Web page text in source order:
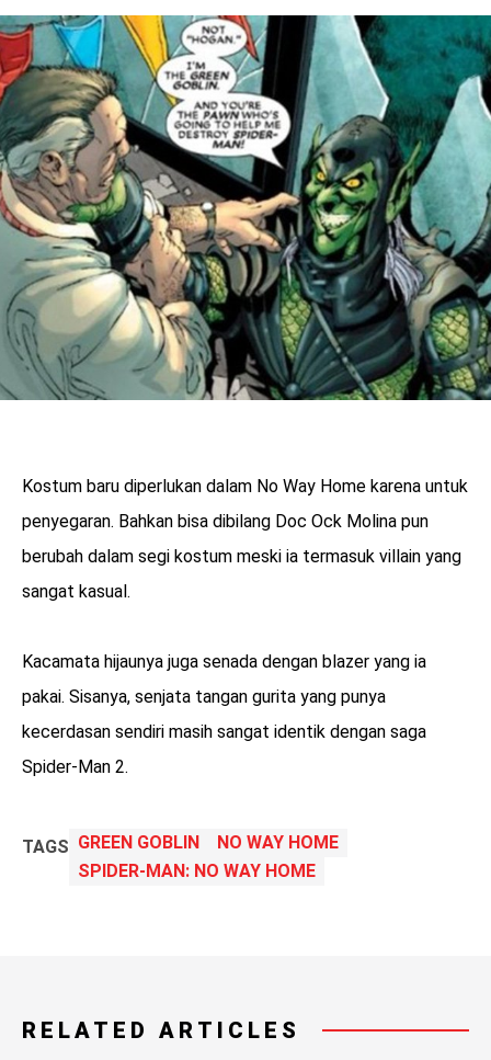
Kostum baru diperlukan dalam No Way Home karena untuk
penyegaran. Bahkan bisa dibilang Doc Ock Molina pun
berubah dalam segi kostum meski ia termasuk villain yang
sangat kasual.
Kacamata hijaunya juga senada dengan blazer yang ia
pakai. Sisanya, senjata tangan gurita yang punya
kecerdasan sendiri masih sangat identik dengan saga
Spider-Man 2.
TAGS GREEN GOBLIN
NO WAY HOME
SPIDER-MAN: NO WAY HOME
RELATED ARTICLES